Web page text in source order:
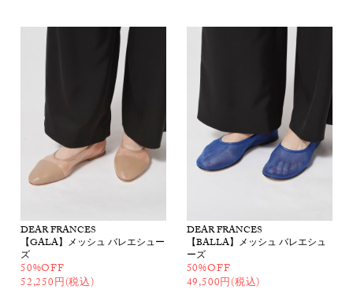
DEAR FRANCES
【GALA】メッシュ バレエシュー
ズ
50%OFF
52,250円(税込)
DEAR FRANCES
【BALLA】メッシュ バレエシュ
ーズ
50%OFF
49,500円(税込)